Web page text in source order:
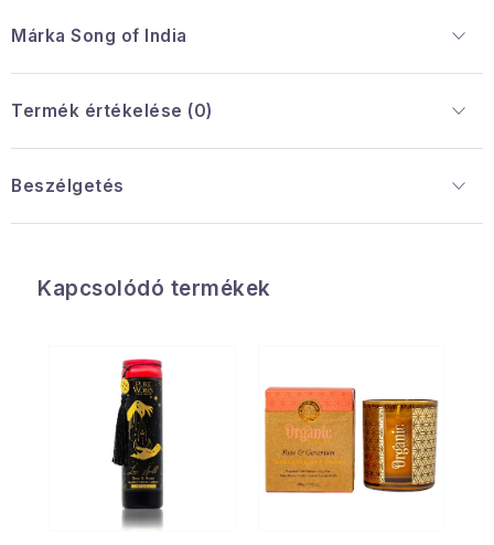
Márka Song of India
Termék értékelése (0)
Beszélgetés
Kapcsolódó termékek